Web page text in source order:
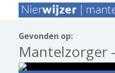
Gevonden op:
Mantelzorger